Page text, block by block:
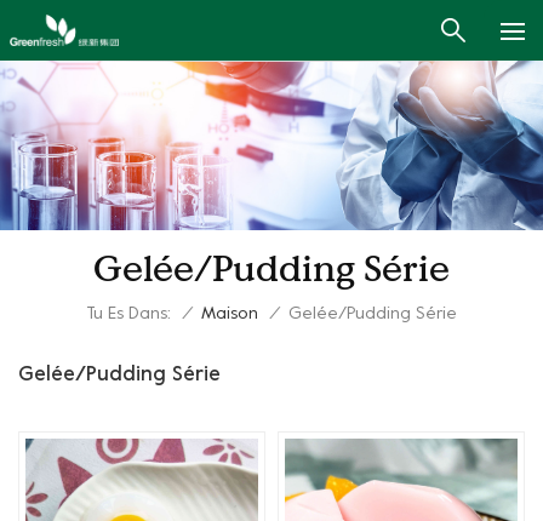
Gelée/Pudding Série
Tu Es Dans: / Maison / Gelée/Pudding Série
Gelée/Pudding Série